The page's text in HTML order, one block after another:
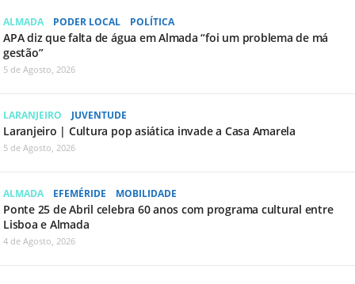
ALMADA PODER LOCAL POLÍTICA
APA diz que falta de água em Almada “foi um problema de má
gestão”
5 de Agosto, 2026
LARANJEIRO JUVENTUDE
Laranjeiro | Cultura pop asiática invade a Casa Amarela
5 de Agosto, 2026
ALMADA EFEMÉRIDE MOBILIDADE
Ponte 25 de Abril celebra 60 anos com programa cultural entre
Lisboa e Almada
4 de Agosto, 2026